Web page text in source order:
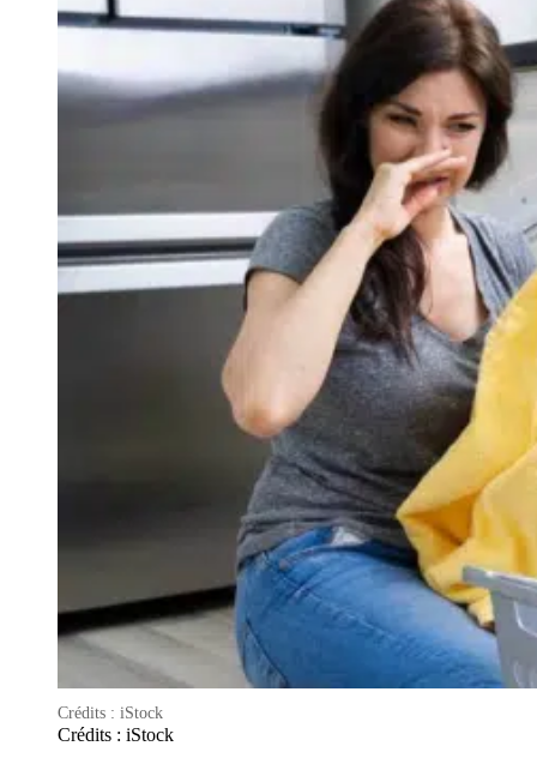
Crédits : iStock
Crédits : iStock